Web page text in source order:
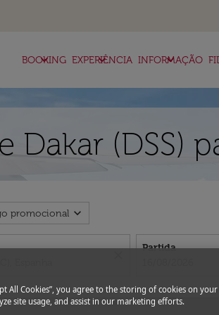
BOOKING
keyboard_arrow_down EXPERIÊNCIA
keyboard_arrow_down INFORMAÇÃO
keyboard_arrow_down
Dakar (DSS)
promocional expand_more
Partida
All Cookies”, you agree to the storing of cookies on
site usage, and assist in our marketing efforts.